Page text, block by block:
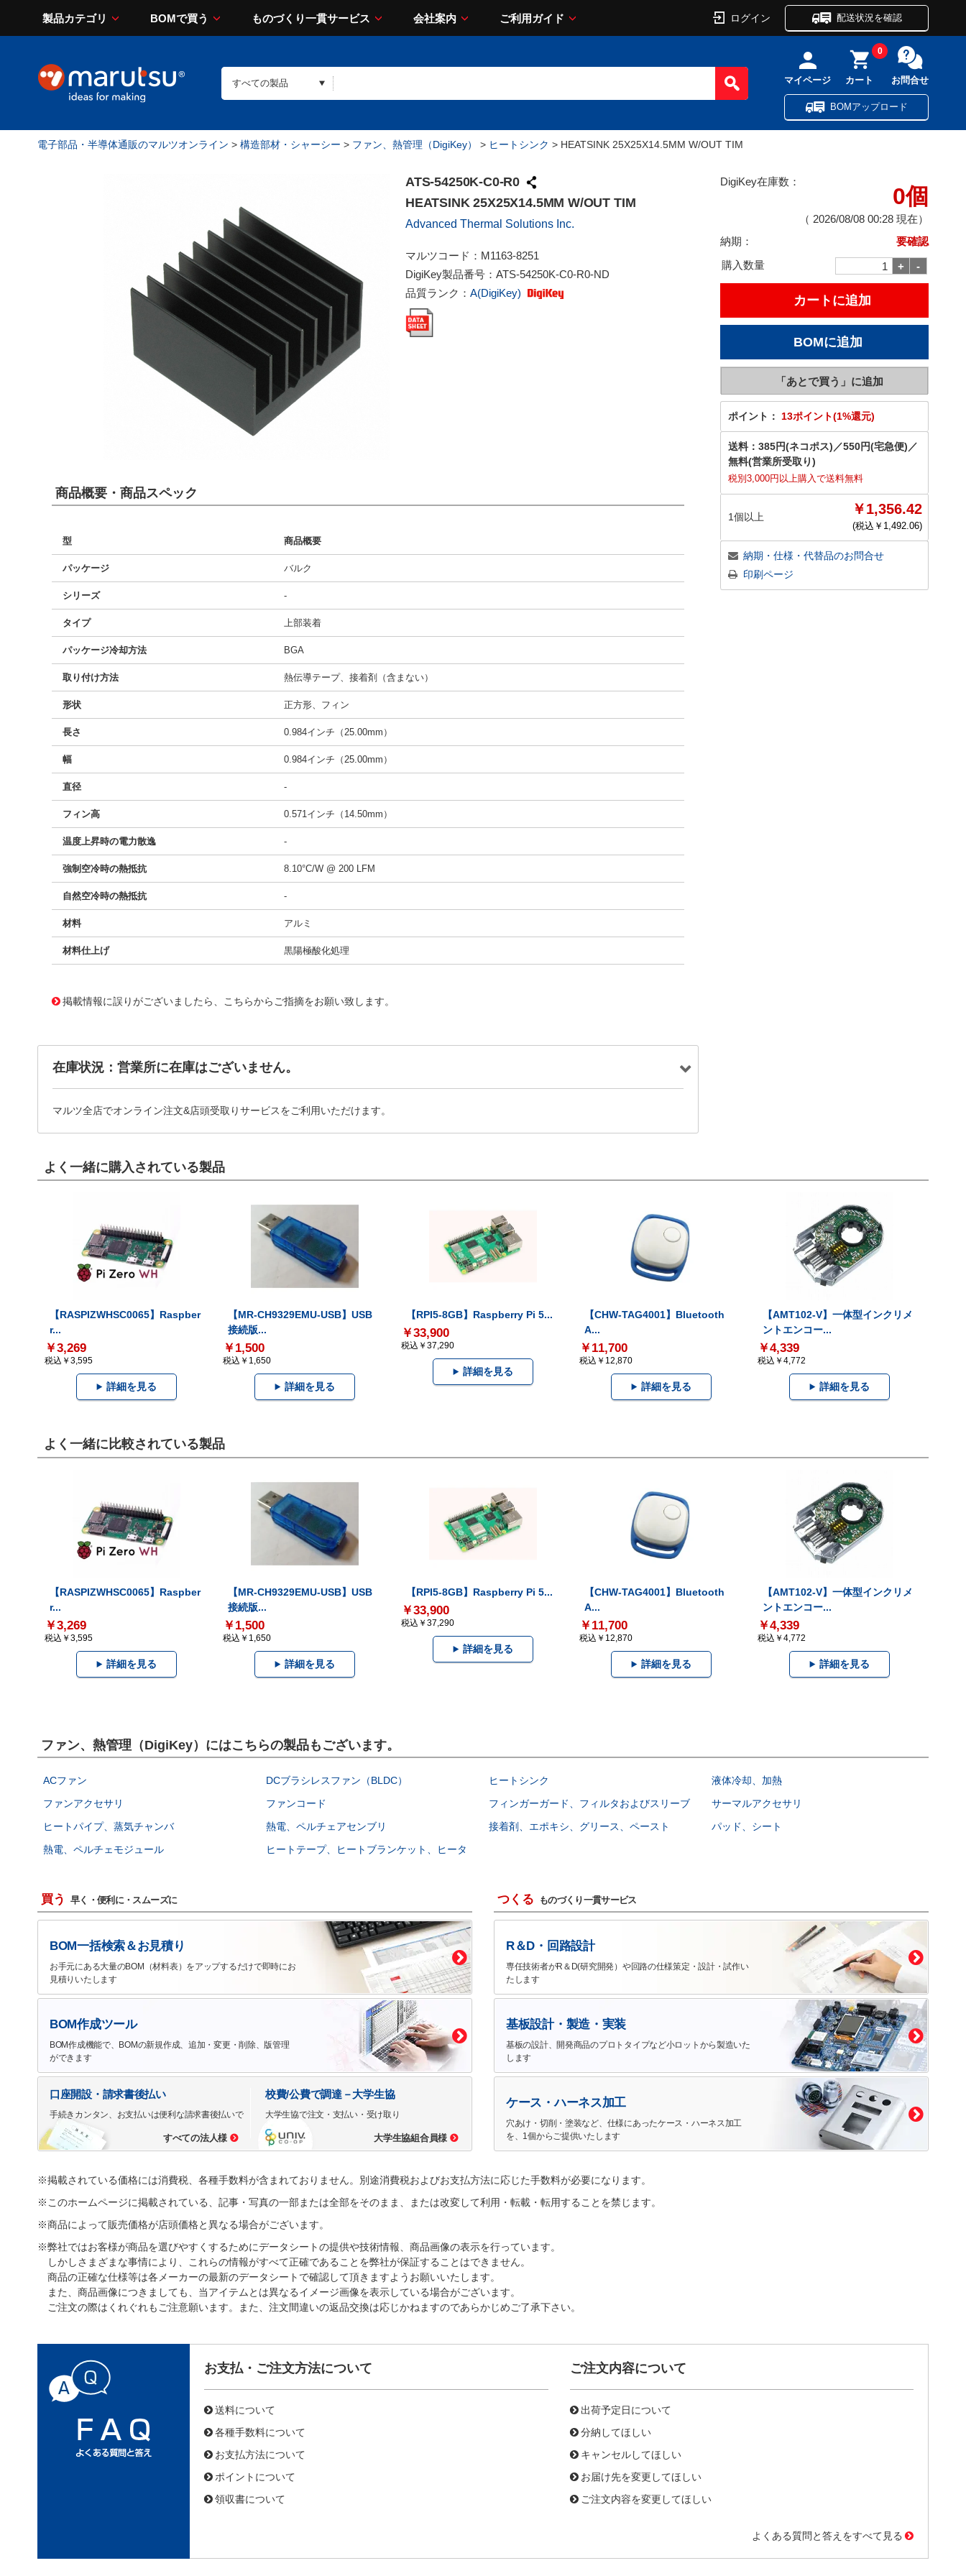
製品カテゴリ BOMで買う ものづくり一貫サービス 会社案内 ご利用ガイド ログイン 配送状況を確認
マイページ カート
0
お問合せ
BOMアップロード
電子部品・半導体通販のマルツオンライン > 構造部材・シャーシー > ファン、熱管理（DigiKey） > ヒートシンク > HEATSINK 25X25X14.5MM W/OUT TIM
ATS-54250K-C0-R0
HEATSINK 25X25X14.5MM W/OUT TIM
Advanced Thermal Solutions Inc.
マルツコード： M1163-8251
DigiKey製品番号： ATS-54250K-C0-R0-ND
品質ランク： A(DigiKey)
DigiKey在庫数：
0個
（ 2026/08/08 00:28 現在）
納期：
要確認
購入数量
ポイント： 13ポイント(1%還元)
送料： 385円(ネコポス) ／550円(宅急便) ／
無料(営業所受取り)
税別3,000円以上購入で送料無料
1個以上 ￥1,356.42
(税込￥ 1,492.06)
納期・仕様・代替品のお問合せ
印刷ページ
商品概要・商品スペック
型 商品概要
パッケージ バルク
シリーズ -
タイプ 上部装着
パッケージ冷却方法 BGA
取り付け方法 熱伝導テープ、接着剤（含まない）
形状 正方形、フィン
長さ 0.984インチ（25.00mm）
幅 0.984インチ（25.00mm）
直径 -
フィン高 0.571インチ（14.50mm）
温度上昇時の電力散逸 -
強制空冷時の熱抵抗 8.10°C/W @ 200 LFM
自然空冷時の熱抵抗 -
材料 アルミ
材料仕上げ 黒陽極酸化処理
掲載情報に誤りがございましたら、こちらからご指摘をお願い致します。
在庫状況：営業所に在庫はございません。
マルツ全店でオンライン注文&店頭受取りサービスをご利用いただけます。
よく一緒に購入されている製品
【RASPIZWHSC0065】Raspber
r...
￥3,269
税込￥3,595
詳細を見る
【MR-CH9329EMU-USB】USB
接続版...
￥1,500
税込￥1,650
詳細を見る
【RPI5-8GB】Raspberry Pi 5...
￥33,900
税込￥37,290
詳細を見る
【CHW-TAG4001】Bluetooth
A...
￥11,700
税込￥12,870
詳細を見る
【AMT102-V】一体型インクリメ
ントエンコー...
￥4,339
税込￥4,772
詳細を見る
よく一緒に比較されている製品
【RASPIZWHSC0065】Raspber
r...
￥3,269
税込￥3,595
詳細を見る
【MR-CH9329EMU-USB】USB
接続版...
￥1,500
税込￥1,650
詳細を見る
【RPI5-8GB】Raspberry Pi 5...
￥33,900
税込￥37,290
詳細を見る
【CHW-TAG4001】Bluetooth
A...
￥11,700
税込￥12,870
詳細を見る
【AMT102-V】一体型インクリメ
ントエンコー...
￥4,339
税込￥4,772
詳細を見る
ファン、熱管理（DigiKey）にはこちらの製品もございます。
ACファン DCブラシレスファン（BLDC） ヒートシンク
液体冷却、加熱
ファンアクセサリ
ファンコード フィンガーガード、フィルタおよびスリーブ
サーマルアクセサリ
ヒートパイプ、蒸気チャンバ
熱電、ペルチェアセンブリ 接着剤、エポキシ、グリース、ペースト
パッド、シート
熱電、ペルチェモジュール
ヒートテープ、ヒートブランケット、ヒータ
買う 早く・便利に・スムーズに
BOM一括検索＆お見積り
お手元にある大量のBOM（材料表）をアップするだけで即時にお
見積りいたします
BOM作成ツール
BOM作成機能で、BOMの新規作成、追加・変更・削除、版管理
ができます
口座開設・請求書後払い
手続きカンタン、お支払いは便利な請求書後払いで
すべての法人様
校費/公費で調達－大学生協
大学生協で注文・支払い・受け取り
大学生協組合員様
つくる ものづくり一貫サービス
R＆D・回路設計
専任技術者がR＆D(研究開発）や回路の仕様策定・設計・試作い
たします
基板設計・製造・実装
基板の設計、開発商品のプロトタイプなど小ロットから製造いた
します
ケース・ハーネス加工
穴あけ・切削・塗装など、仕様にあったケース・ハーネス加工
を、1個からご提供いたします
※掲載されている価格には消費税、各種手数料が含まれておりません。別途消費税およびお支払方法に応じた手数料が必要になります。
※このホームページに掲載されている、記事・写真の一部または全部をそのまま、または改変して利用・転載・転用することを禁じます。
※商品によって販売価格が店頭価格と異なる場合がございます。
※弊社ではお客様が商品を選びやすくするためにデータシートの提供や技術情報、商品画像の表示を行っています。
しかしさまざまな事情により、これらの情報がすべて正確であることを弊社が保証することはできません。
商品の正確な仕様等は各メーカーの最新のデータシートで確認して頂きますようお願いいたします。
また、商品画像につきましても、当アイテムとは異なるイメージ画像を表示している場合がございます。
ご注文の際はくれぐれもご注意願います。また、注文間違いの返品交換は応じかねますのであらかじめご了承下さい。
お支払・ご注文方法について
送料について
各種手数料について
お支払方法について
ポイントについて
領収書について
ご注文内容について
出荷予定日について
分納してほしい
キャンセルしてほしい
お届け先を変更してほしい
ご注文内容を変更してほしい
よくある質問と答えをすべて見る